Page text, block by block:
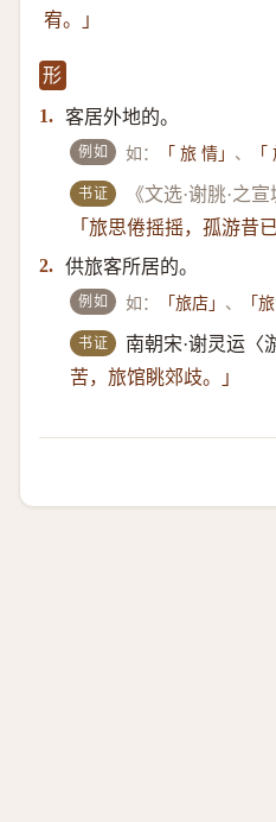
宥。」
形
1. 客居外地的。
例如 如： 「 旅 情」 、
书证 《文选·谢朓·之
「旅思倦摇摇，孤游昔
2. 供旅客所居的。
例如 如： 「旅店」 、 「
书证 南朝宋·谢灵运〈
苦，旅馆眺郊歧。」